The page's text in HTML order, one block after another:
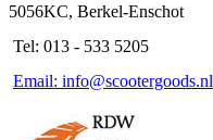
5056KC, Berkel-Enschot
Tel: 013 - 533 5205
Email: info@scootergoods.nl